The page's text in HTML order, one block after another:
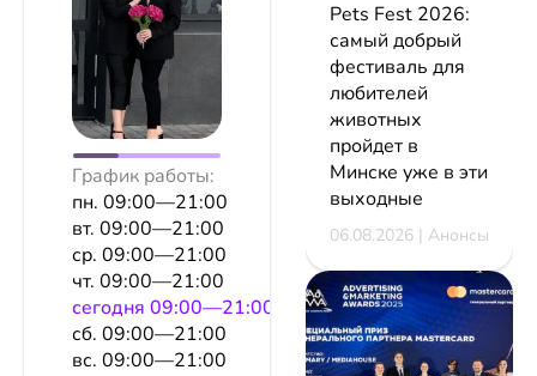
График работы:
пн. 09:00—21:00
вт. 09:00—21:00
ср. 09:00—21:00
чт. 09:00—21:00
сeгодня 09:00—21:00
сб. 09:00—21:00
вс. 09:00—21:00
Pets Fest 2026:
самый добрый
фестиваль для
любителей
животных
пройдет в
Минске уже в эти
выходные
06.08.2026 | Анонсы